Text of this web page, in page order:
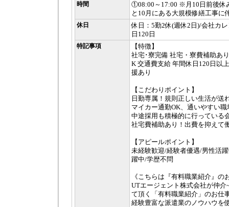
時間
①08:00～17:00 ※月10日前後休
と10月にある大規模修繕工事に
休日
休日：5勤2休(週休2日)/会社カ
日120日
特記事項
【特徴】
社宅･寮完備 社宅・寮費補助あ
K 交通費支給 年間休日120日以
援あり
【こだわりポイント】
日勤専属！規則正しい生活が送
マイカー通勤OK、通いやすい職
中途採用も積極的に行っている
社宅費補助あり！出費を抑えて
【アピールポイント】
未経験歓迎/経験者優遇/男性活
躍中/学歴不問
《こちらは『有料職業紹介』の
UTエージェント株式会社が仲
て頂く「有料職業紹介」のお仕
経験豊富な派遣業のノウハウを